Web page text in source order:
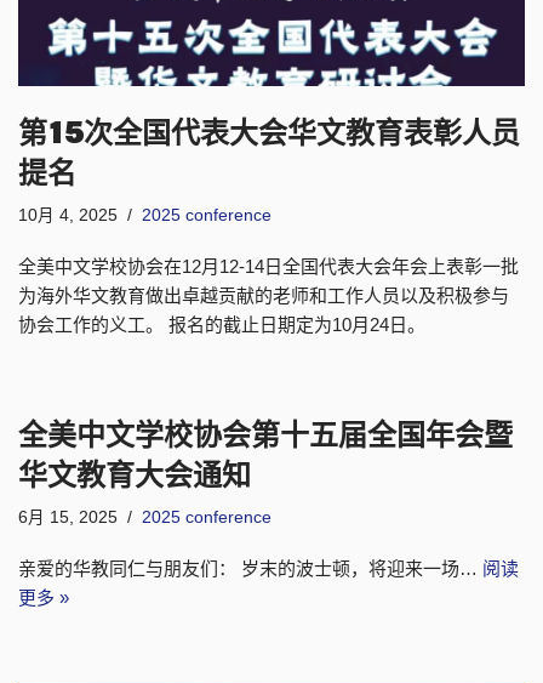
第15次全国代表大会华文教育表彰人员
提名
10月 4, 2025 2025 conference
全美中文学校协会在12月12-14日全国代表大会年会上表彰一批
为海外华文教育做出卓越贡献的老师和工作人员以及积极参与
协会工作的义工。 报名的截止日期定为10月24日。
全美中文学校协会第十五届全国年会暨
华文教育大会通知
6月 15, 2025 2025 conference
亲爱的华教同仁与朋友们： 岁末的波士顿，将迎来一场… 阅读
更多 »